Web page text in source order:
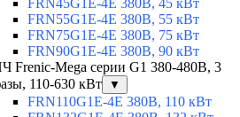
FRN45G1E-4E 380В, 45 кВт
FRN55G1E-4E 380В, 55 кВт
FRN75G1E-4E 380В, 75 кВт
FRN90G1E-4E 380В, 90 кВт
Frenic-Mega серии G1 380-480В, 3
110-630 кВт
▼
FRN110G1E-4E 380В, 110 кВт